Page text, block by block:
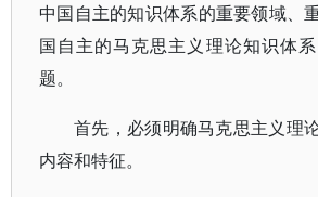
中国自主的知识体系的重要领域、
国自主的马克思主义理论知识体
题。
首先，必须明确马克思主义理
内容和特征。